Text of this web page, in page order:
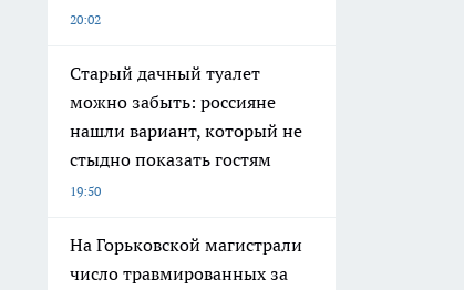
20:02
Старый дачный туалет
можно забыть: россияне
нашли вариант, который не
стыдно показать гостям
19:50
На Горьковской магистрали
число травмированных за